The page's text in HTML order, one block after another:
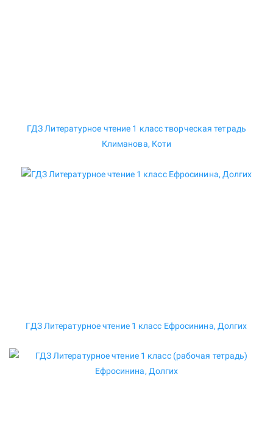
ГДЗ Литературное чтение 1 класс творческая тетрадь
Климанова, Коти
ГДЗ Литературное чтение 1 класс Ефросинина, Долгих